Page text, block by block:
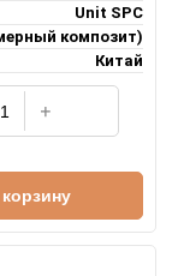
Unit SPC
композит)
Китай